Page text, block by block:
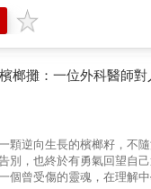
無止境，說放就放？」 被咖啡館改變人生的他，遇上迷路
活。 但當你開始順應內心前行， 便會放下這些枷
命終點前，最想完成、最想見到、最想體
正想做的決定，找到真正想去的方向── 人生是座遊樂場， 屬於你
他人的期待衡量你的遊樂場， 只需問
竟讓我找到解方！」 「這
榔攤：一位外科醫師對
顆逆向生長的檳榔籽，不
別，也終於有勇氣回望自
個曾受傷的靈魂，在理解